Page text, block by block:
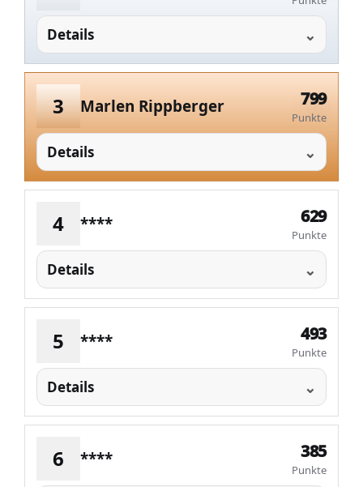
Details
3 Marlen Rippberger 799
Punkte
Details
4 **** 629
Punkte
Details
5 **** 493
Punkte
Details
6 **** 385
Punkte